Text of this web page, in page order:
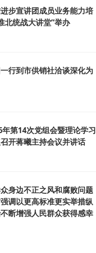
步宣讲团成员业务能力培
北统战大讲堂”举办
行到市供销社洽谈深化为
第14次党组会暨理论学习
开蒋曦主持会议并讲话
身边不正之风和腐败问题
调以更高标准更实举措纵
断增强人民群众获得感幸